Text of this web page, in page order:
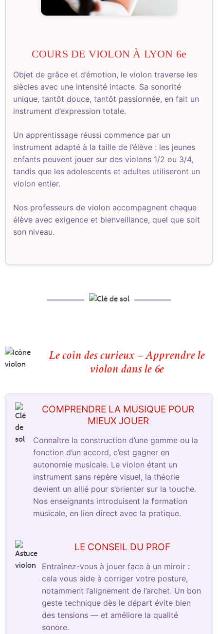
COURS DE VIOLON À LYON 6e
Objet de grâce et d’émotion, le violon traverse les
siècles avec une intensité intacte. Sa sonorité
unique, tantôt douce, tantôt passionnée, en fait un
instrument d’expression totale.
Un apprentissage réussi commence par un
instrument adapté à la taille de l’élève : les jeunes
enfants peuvent jouer sur des violons 1/2 ou 3/4,
tandis que les adolescents et adultes utiliseront un
violon entier.
Nos professeurs de violon accompagnent chaque
élève avec exigence et bienveillance, quel que soit
son niveau.
Le coin des curieux – Apprendre le
violon dans le 6e
COMPRENDRE LA MUSIQUE POUR
MIEUX JOUER
Connaître la construction d’une gamme ou la
fonction d’un accord, c’est gagner en
autonomie musicale. Le violon étant un
instrument sans repère visuel, la théorie
devient un allié pour s’orienter sur la touche.
Nos enseignants introduisent la formation
musicale, en lien direct avec la pratique.
LE CONSEIL DU PROF
Entraînez-vous à jouer face à un miroir :
cela vous aide à corriger votre posture,
notamment l’alignement de l’archet. Un bon
geste technique dès le départ évite bien
des tensions — et améliore la qualité
sonore.